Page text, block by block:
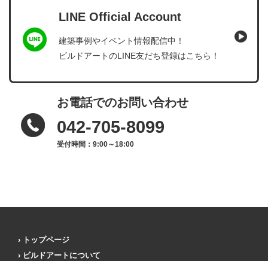
LINE Official Account
建築事例やイベント情報配信中！
ビルドアートのLINE友だち登録はこちら！
お電話でのお問い合わせ
042-705-8099
受付時間：9:00～18:00
トップページ
ビルドアートについて